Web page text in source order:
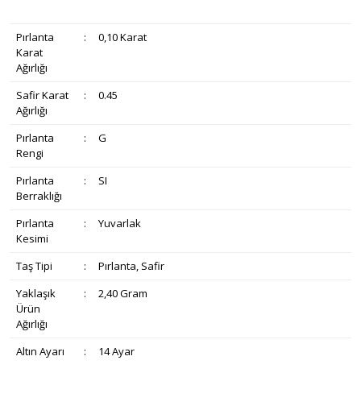
Pırlanta
Karat
Ağırlığı
: 0,10 Karat
Safir Karat
Ağırlığı
: 0.45
Pırlanta
Rengi
: G
Pırlanta
Berraklığı
: SI
Pırlanta
Kesimi
: Yuvarlak
Taş Tipi :
Pırlanta, Safir
Yaklaşık
Ürün
Ağırlığı
: 2,40 Gram
Altın Ayarı : 14 Ayar